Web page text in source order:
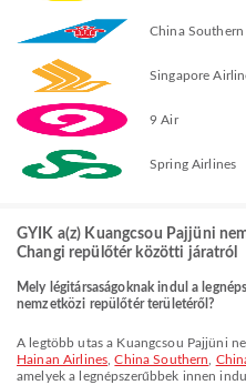
China Southern
Singapore
9 Air
Spring Airlines
GYIK a(z) Kuangcsou Pajjüni
Changi repülőtér közötti járatról
Mely légitársaságoknak indul a
nemzetközi repülőtér területéről?
A legtöbb utas a Kuangcsou Pajjüni
Hainan Airlines ,China Southern
amelyek a legnépszerűbbek innen